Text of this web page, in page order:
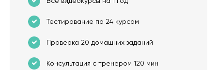
Тестирование по 24 курсам
Проверка 20 домашних заданий
Консультация с тренером 120 мин